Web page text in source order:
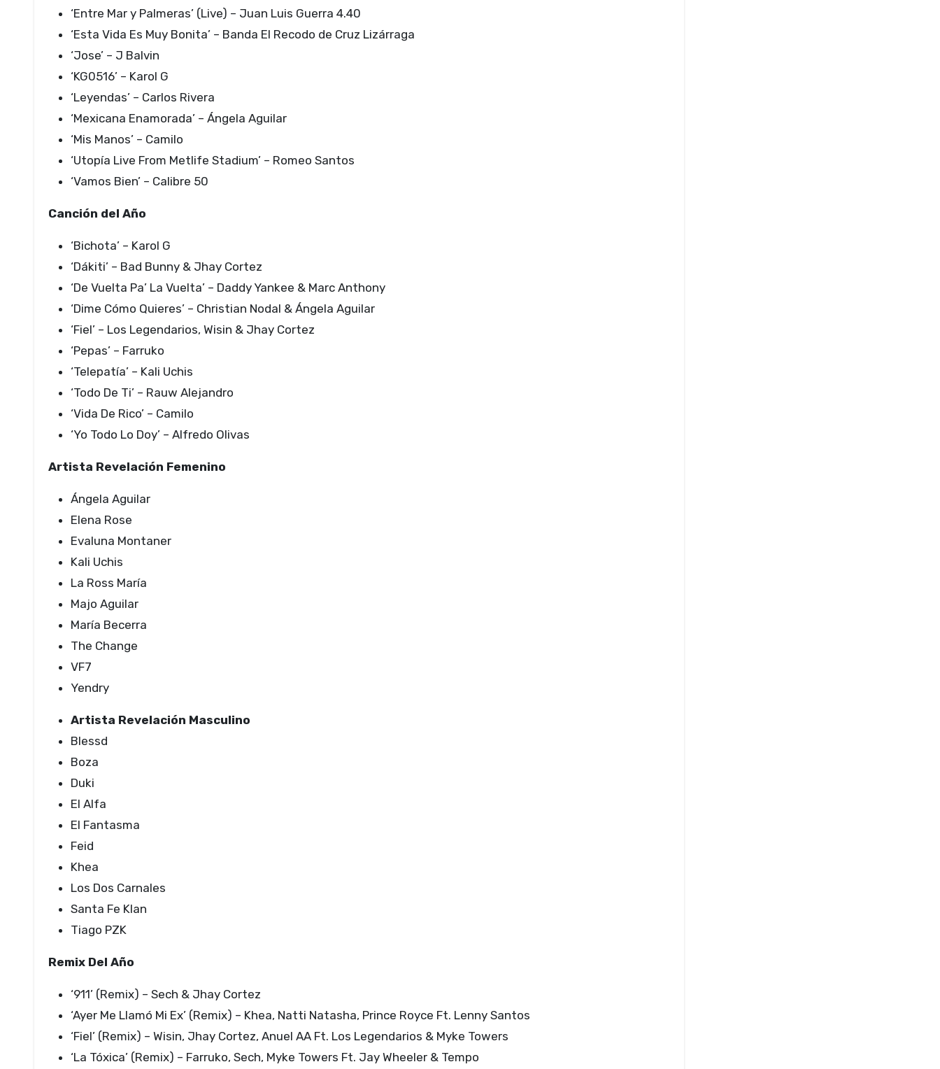
‘Entre Mar y Palmeras’ (Live) – Juan Luis Guerra 4.40
‘Esta Vida Es Muy Bonita’ – Banda El Recodo de Cruz Lizárraga
‘Jose’ – J Balvin
‘KG0516’ – Karol G
‘Leyendas’ – Carlos Rivera
‘Mexicana Enamorada’ – Ángela Aguilar
‘Mis Manos’ – Camilo
‘Utopía Live From Metlife Stadium’ – Romeo Santos
‘Vamos Bien’ – Calibre 50
Canción del Año
‘Bichota’ – Karol G
‘Dákiti’ – Bad Bunny & Jhay Cortez
‘De Vuelta Pa’ La Vuelta’ – Daddy Yankee & Marc Anthony
‘Dime Cómo Quieres’ – Christian Nodal & Ángela Aguilar
‘Fiel’ – Los Legendarios, Wisin & Jhay Cortez
‘Pepas’ – Farruko
‘Telepatía’ – Kali Uchis
‘Todo De Ti’ – Rauw Alejandro
‘Vida De Rico’ – Camilo
‘Yo Todo Lo Doy’ – Alfredo Olivas
Artista Revelación Femenino
Ángela Aguilar
Elena Rose
Evaluna Montaner
Kali Uchis
La Ross María
Majo Aguilar
María Becerra
The Change
VF7
Yendry
Artista Revelación Masculino
Blessd
Boza
Duki
El Alfa
El Fantasma
Feid
Khea
Los Dos Carnales
Santa Fe Klan
Tiago PZK
Remix Del Año
‘911’ (Remix) – Sech & Jhay Cortez
‘Ayer Me Llamó Mi Ex’ (Remix) – Khea, Natti Natasha, Prince Royce Ft. Lenny Santos
‘Fiel’ (Remix) – Wisin, Jhay Cortez, Anuel AA Ft. Los Legendarios & Myke Towers
‘La Tóxica’ (Remix) – Farruko, Sech, Myke Towers Ft. Jay Wheeler & Tempo